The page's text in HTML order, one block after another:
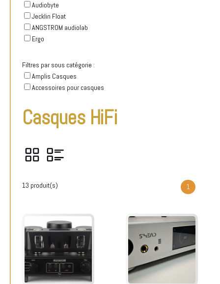
Audiobyte
Jecklin Float
ANGSTROM audiolab
Ergo
Filtres par sous catégorie :
Amplis Casques
Accessoires pour casques
Casques HiFi
13 produit(s) 1